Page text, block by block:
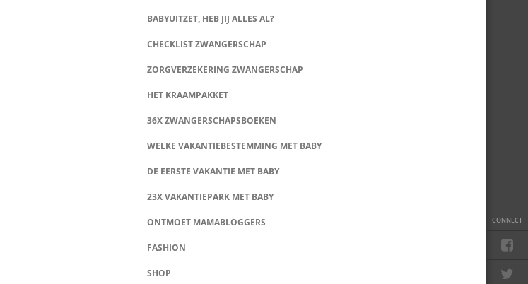
CONNECT
BABYUITZET, HEB JIJ ALLES AL?
CHECKLIST ZWANGERSCHAP
ZORGVERZEKERING ZWANGERSCHAP
HET KRAAMPAKKET
36X ZWANGERSCHAPSBOEKEN
WELKE VAKANTIEBESTEMMING MET BABY
DE EERSTE VAKANTIE MET BABY
23X VAKANTIEPARK MET BABY
ONTMOET MAMABLOGGERS
FASHION
SHOP